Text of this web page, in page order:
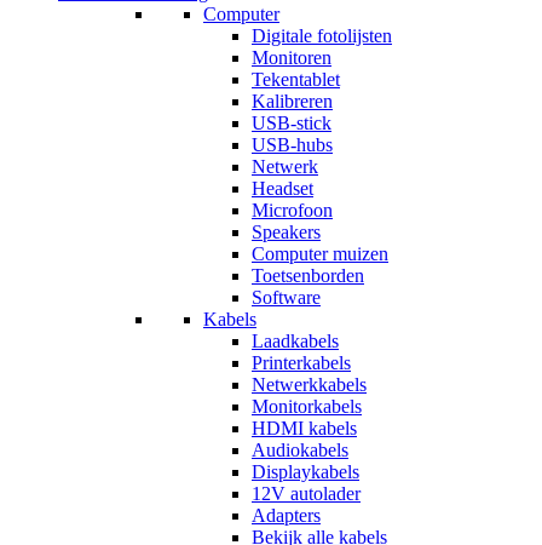
Computer
Digitale fotolijsten
Monitoren
Tekentablet
Kalibreren
USB-stick
USB-hubs
Netwerk
Headset
Microfoon
Speakers
Computer muizen
Toetsenborden
Software
Kabels
Laadkabels
Printerkabels
Netwerkkabels
Monitorkabels
HDMI kabels
Audiokabels
Displaykabels
12V autolader
Adapters
Bekijk alle kabels